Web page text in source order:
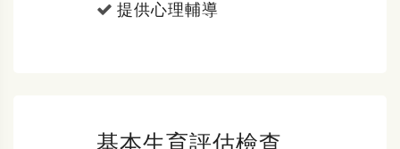
提供心理輔導
基本生育評估檢查